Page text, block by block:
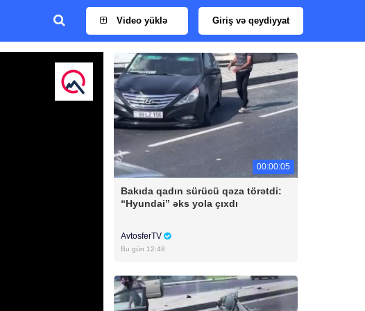
Video yüklə Giriş və qeydiyyat
00:00:05
Bakıda qadın sürücü qəza törətdi:
“Hyundai” əks yola çıxdı
AvtosferTV
Bu gün 12:48